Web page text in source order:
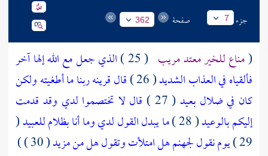
جزء 7 صفحة 362
(مناع للخير معتد مريب ( 25 )
الذي جعل مع الله إلها آخر
فألقياه في العذاب الشديد( 26 )
قال قرينه ربنا ما أطغيته ولكن
كان في ضلال بعيد ( 27 )
قال لا تختصموا لدي وقد قدمت
إليكم بالوعيد( 28 ) ما يبدل القول لدي وما أنا بظلام للعبيد(
29 ) يوم نقول لجهنم هل امتلأت وتقول هل من مزيد( 30 ) )